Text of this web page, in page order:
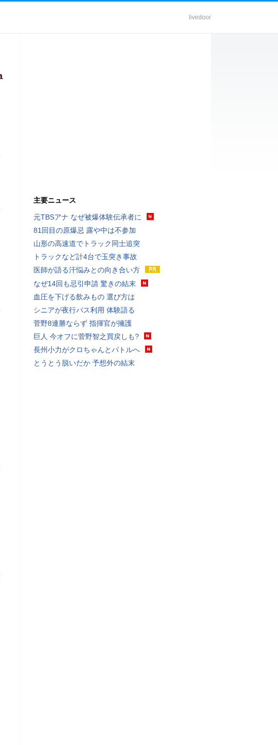
livedoor
主要ニュース
元TBSアナ なぜ被爆体験伝承者に
81回目の原爆忌 露や中は不参加
山形の高速道でトラック同士追突
トラックなど計4台で玉突き事故
医師が語る汗悩みとの向き合い方
なぜ14回も忌引申請 驚きの結末
血圧を下げる飲みもの 選び方は
シニアが夜行バス利用 体験語る
菅野8連勝ならず 指揮官が擁護
巨人 今オフに菅野智之買戻しも?
長州小力がクロちゃんとバトルへ
とうとう脱いだか 予想外の結末